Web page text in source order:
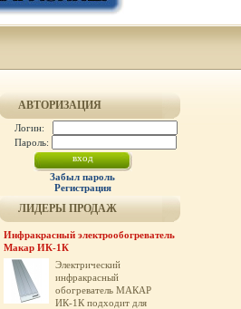
АВТОРИЗАЦИЯ
Логин:
Пароль:
Забыл пароль
Регистрация
ЛИДЕРЫ ПРОДАЖ
Инфракрасный электрообогреватель
Макар ИК-1К
Электрический
инфракрасный
обогреватель МАКАР
ИК-1К подходит для